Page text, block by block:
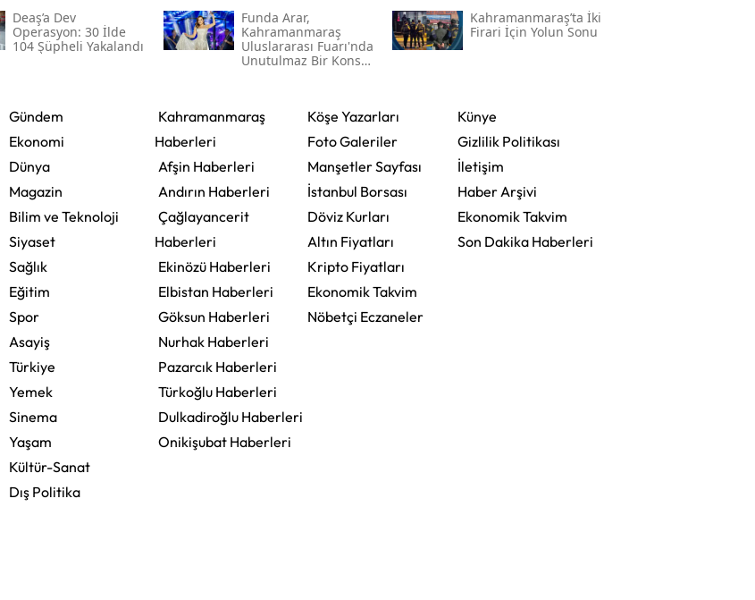
Deaş’a Dev
Operasyon: 30 İlde
104 Şüpheli Yakalandı
Funda Arar,
Kahramanmaraş
Uluslararası Fuarı'nda
Unutulmaz Bir Konser
Kahramanmaraş’ta İki
Firari İçin Yolun Sonu
Gündem
Ekonomi
Dünya
Magazin
Bilim ve Teknoloji
Siyaset
Sağlık
Eğitim
Spor
Asayiş
Türkiye
Yemek
Sinema
Yaşam
Kültür-Sanat
Dış Politika
Kahramanmaraş
Haberleri
Afşin Haberleri
Andırın Haberleri
Çağlayancerit
Haberleri
Ekinözü Haberleri
Elbistan Haberleri
Göksun Haberleri
Nurhak Haberleri
Pazarcık Haberleri
Türkoğlu Haberleri
Dulkadiroğlu Haberleri
Onikişubat Haberleri
Köşe Yazarları
Foto Galeriler
Manşetler Sayfası
İstanbul Borsası
Döviz Kurları
Altın Fiyatları
Kripto Fiyatları
Ekonomik Takvim
Nöbetçi Eczaneler
Künye
Gizlilik Politikası
İletişim
Haber Arşivi
Ekonomik Takvim
Son Dakika Haberleri